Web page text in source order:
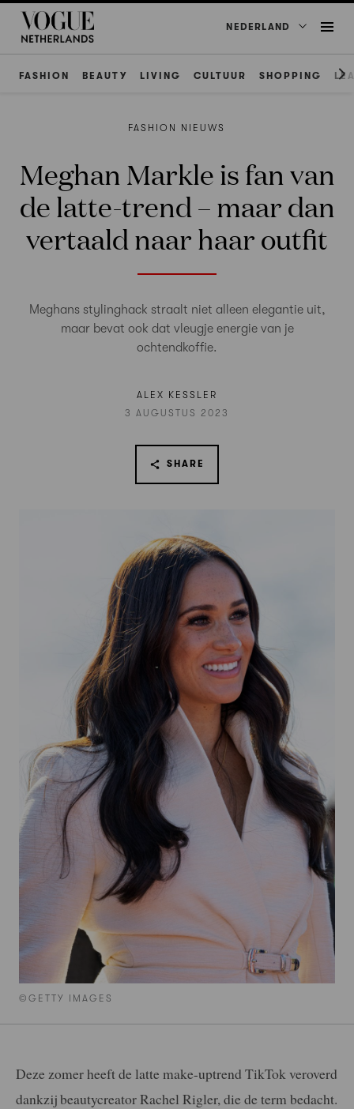
NEDERLAND
FASHION BEAUTY LIVING CULTUUR SHOPPING
©GETTY IMAGES
FASHION NIEUWS
Meghan Markle is fan van
de latte-trend – maar dan
vertaald naar haar outfit
Meghans stylinghack straalt niet alleen elegantie uit,
maar bevat ook dat vleugje energie van je
ochtendkoffie.
ALEX KESSLER
3 AUGUSTUS 2023
SHARE
Deze zomer heeft de latte make-uptrend TikTok veroverd
dankzij beautycreator Rachel Rigler, die de term bedacht.